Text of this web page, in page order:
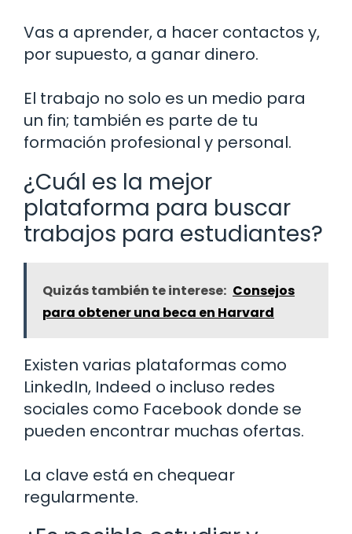
Vas a aprender, a hacer contactos y,
por supuesto, a ganar dinero.
El trabajo no solo es un medio para
un fin; también es parte de tu
formación profesional y personal.
¿Cuál es la mejor
plataforma para buscar
trabajos para estudiantes?
Quizás también te interese: Consejos
para obtener una beca en Harvard
Existen varias plataformas como
LinkedIn, Indeed o incluso redes
sociales como Facebook donde se
pueden encontrar muchas ofertas.
La clave está en chequear
regularmente.